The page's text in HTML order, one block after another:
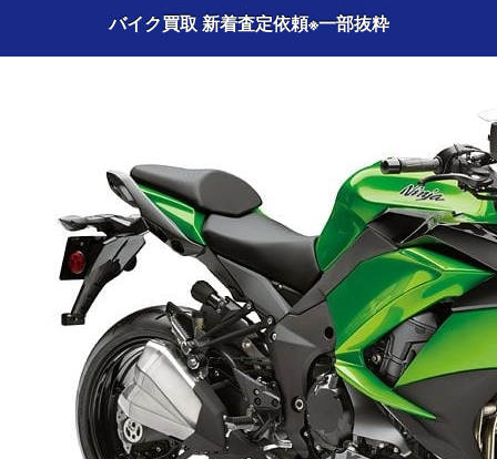
バイク買取 新着査定依頼※一部抜粋